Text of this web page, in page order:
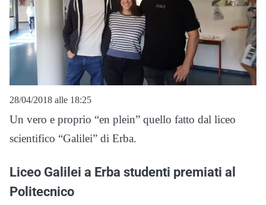
28/04/2018 alle 18:25
Un vero e proprio “en plein” quello fatto dal liceo
scientifico “Galilei” di Erba.
Liceo Galilei a Erba studenti premiati al
Politecnico